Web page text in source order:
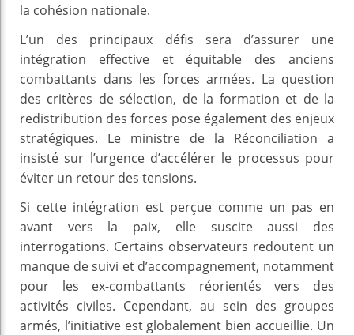
la cohésion nationale.
L’un des principaux défis sera d’assurer une
intégration effective et équitable des anciens
combattants dans les forces armées. La question
des critères de sélection, de la formation et de la
redistribution des forces pose également des enjeux
stratégiques. Le ministre de la Réconciliation a
insisté sur l’urgence d’accélérer le processus pour
éviter un retour des tensions.
Si cette intégration est perçue comme un pas en
avant vers la paix, elle suscite aussi des
interrogations. Certains observateurs redoutent un
manque de suivi et d’accompagnement, notamment
pour les ex-combattants réorientés vers des
activités civiles. Cependant, au sein des groupes
armés, l’initiative est globalement bien accueillie. Un